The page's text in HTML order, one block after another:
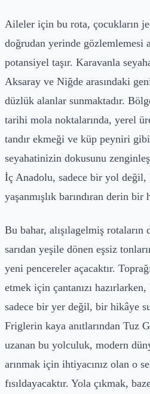
Aileler için bu rota, çocukların
doğrudan yerinde gözlemlemesi
potansiyel taşır. Karavanla
Aksaray ve Niğde arasındaki
düzlük alanlar sunmaktadır.
tarihi mola noktalarında, yerel
tandır ekmeği ve küp peyniri
seyahatinizin dokusunu
İç Anadolu, sadece bir yol değil,
yaşanmışlık barındıran derin bir
Bu bahar, alışılagelmiş rotaların
sarıdan yeşile dönen eşsiz
yeni pencereler açacaktır.
etmek için çantanızı
sadece bir yer değil, bir hikâye
Friglerin kaya anıtlarından Tuz
uzanan bu yolculuk, modern
arınmak için ihtiyacınız olan o
fısıldayacaktır. Yola çıkmak,